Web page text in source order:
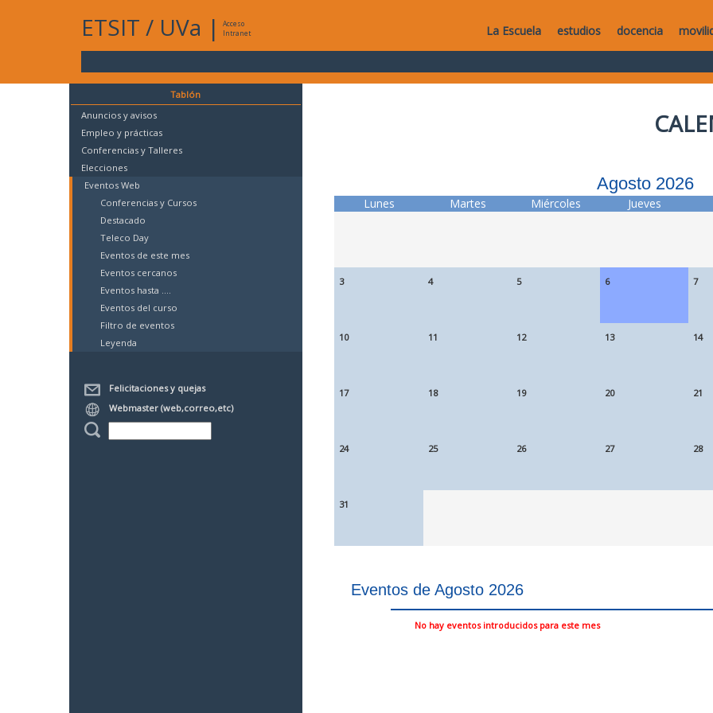
ETSIT / UVa |
Acceso
Intranet
La Escuela estudios docencia
Tablón
Anuncios y avisos
Empleo y prácticas
Conferencias y Talleres
Elecciones
Eventos Web
Conferencias y Cursos
Destacado
Teleco Day
Eventos de este mes
Eventos cercanos
Eventos hasta ....
Eventos del curso
Filtro de eventos
Leyenda
Felicitaciones y quejas
Webmaster (web,correo,etc)
Agosto 2026
Lunes Martes Miércoles Jueves
3 4 5 6 7
10 11 12 13 14
17 18 19 20 21
24 25 26 27 28
31
Eventos de Agosto 2026
No hay eventos introducidos para este mes